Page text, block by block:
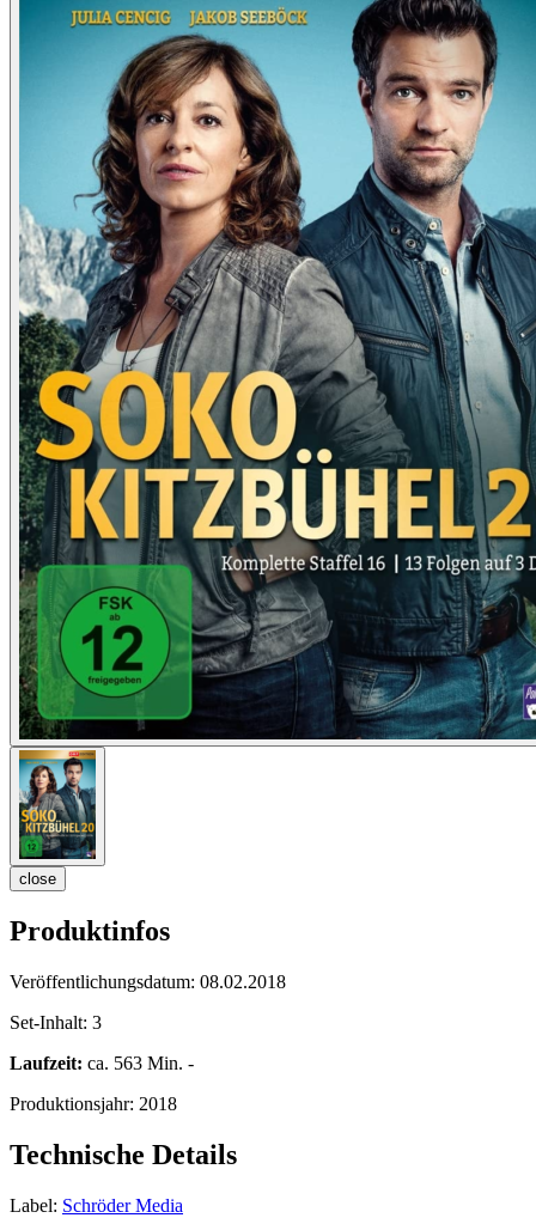
close
Produktinfos
Veröffentlichungsdatum: 08.02.2018
Set-Inhalt: 3
Laufzeit: ca. 563 Min. -
Produktionsjahr: 2018
Technische Details
Label: Schröder Media